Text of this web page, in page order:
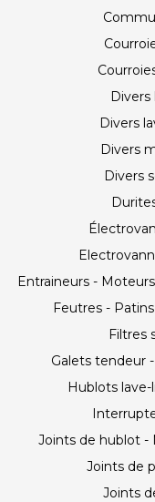
Divers
Divers
Divers
Divers
Entraineurs -
Feutres -
Filtres
Galets tendeur
Hublots
Joints de hublot -
Joints de
Joints